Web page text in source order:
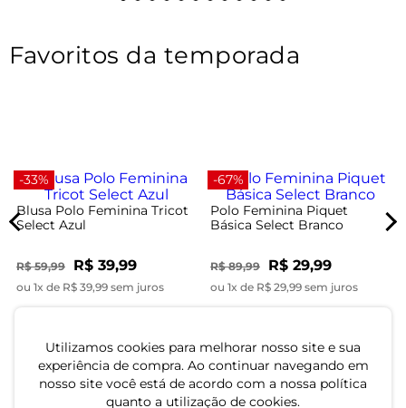
Utilizamos cookies para melhorar nosso site e sua
experiência de compra. Ao continuar navegando em
nosso site você está de acordo com a nossa política
quanto a utilização de cookies.
Favoritos da temporada
-33%
Blusa Polo Feminina Tricot
Select Azul
R$ 59,99 R$ 39,99
ou 1x de R$ 39,99 sem juros
-67%
Polo Feminina Piquet
Básica Select Branco
R$ 89,99 R$ 29,99
ou 1x de R$ 29,99 sem juros